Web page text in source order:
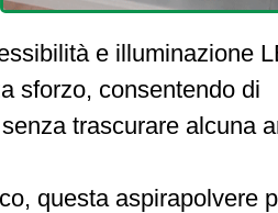
e illuminazione
sforzo, consentendo di
trascurare alcuna
questa aspirapolvere